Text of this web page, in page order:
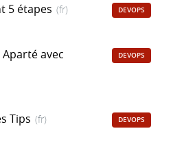
5 étapes (fr) DEVOPS
avec
DEVOPS
Tips (fr) DEVOPS